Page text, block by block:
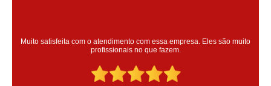
Super satisfeita com o serviço prestado, atendimento muito bom!
colaoradores educado e transparente, destaque para o colaborador
Claudinei excelente profissional!